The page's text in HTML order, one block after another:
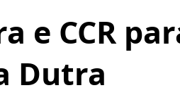
e CCR
Dutra